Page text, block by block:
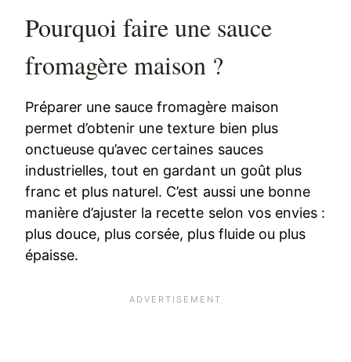
Pourquoi faire une sauce
fromagère maison ?
Préparer une sauce fromagère maison
permet d’obtenir une texture bien plus
onctueuse qu’avec certaines sauces
industrielles, tout en gardant un goût plus
franc et plus naturel. C’est aussi une bonne
manière d’ajuster la recette selon vos envies :
plus douce, plus corsée, plus fluide ou plus
épaisse.